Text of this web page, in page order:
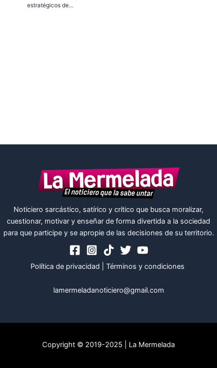
estratégicos de…
Noticiero sarcástico, satírico y crítico que busca moralizar,
cuestionar, motivar y enseñar de forma divertida a la sociedad
para que participe y se apropie de las decisiones de su territorio.
Política de privacidad Términos y condiciones
lamermeladanoticiero@gmail.com
Copyright © 2019-2025 | La Mermelada